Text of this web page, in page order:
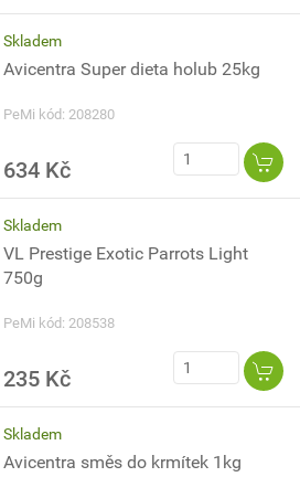
Skladem
Avicentra Super dieta holub 25kg
PeMi kód: 208280
634 Kč
Skladem
VL Prestige Exotic Parrots Light
750g
PeMi kód: 208538
235 Kč
Skladem
Avicentra směs do krmítek 1kg